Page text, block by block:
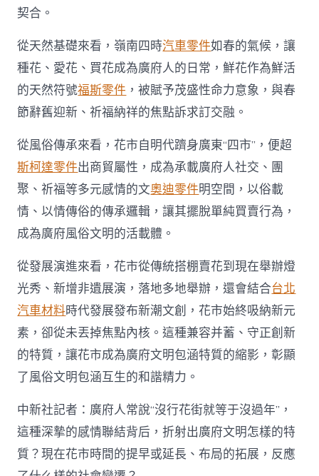
契合。
從天然基礎來看，嶺南四時汽車零件如春的氣候，讓
種花、愛花、買花成為廣府人的日常，鮮花作為鮮活
的天然符號福斯零件 ，被賦予茂盛性命力意象，與春
節辭舊迎新、祈福納祥的焦點訴求訂交融。
從風俗傳承來看，花市自明代躋身廣東“四市”，便超
斯柯達零件出商貿屬性，成為承載廣府人社交、團
聚、祈福等多元感情的文奧迪零件明空間，以俗載
情、以情傳俗的傳承邏輯，讓其擺脫單純買賣行為，
成為廣府風俗文明的活載體。
從發展演進來看，花市從傳統搭棚賣花到現在舉辦燈
光秀、新增非遺展演，落地多地舉辦，還會結合台北
汽車材料時代發展發布新潮文創，花市始終吸納新元
素，卻從未丟掉焦點內核。這種兼容并蓄、守正創新
的特質，讓花市成為廣府文明包涵特質的縮影，彰顯
了風俗文明包涵互生的和諧精力。
中新社記者：廣府人常說“沒行花街就等于沒過年”，
這種深摯的感情聯結背后，折射出廣府文明怎樣的特
質？現在花市時間的提早或延長、布局的拓展，反應